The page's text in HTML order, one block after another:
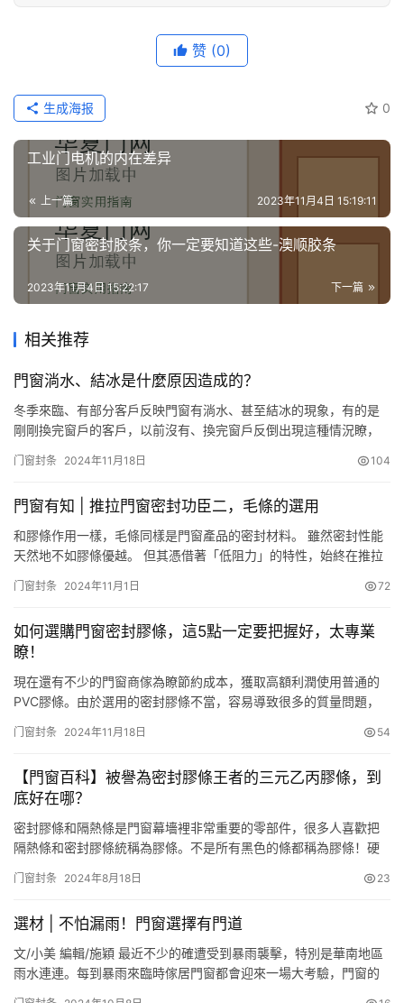
系
我
们
赞 (0)
0
生成海报
工业门电机的内在差异
上一篇 2023年11月4日 15:19:11
关于门窗密封胶条，你一定要知道这些-澳顺胶条
下一篇
2023年11月4日 15:22:17
相关推荐
門窗淌水、結冰是什麼原因造成的？
冬季來臨、有部分客戶反映門窗有淌水、甚至結冰的現象，有的是
剛剛換完窗戶的客戶，以前沒有、換完窗戶反倒出現這種情況瞭，
這種情況的原因： 出現這種情況，首先要檢查一下水珠是在玻璃夾
不到，可以斷定就是門窗玻璃質量問題，是因為中空玻璃封閉不嚴
或由於長…
门窗封条 2024年11月18日 104
門窗有知 | 推拉門窗密封功臣二，毛條的選用
和膠條作用一樣，毛條同樣是門窗產品的密封材料。 雖然密封性能
天然地不如膠條優越。 但其憑借著「低阻力」的特性，始終在推拉
用密封毛條最常見出現在各種推拉門、窗，以及隱形紗窗上。 它是
丙烯材料所制的底座，「兩相組合」而成。 其發揮作用原理和膠…
门窗封条 2024年11月1日 72
如何選購門窗密封膠條，這5點一定要把握好，太專業
瞭！
現在還有不少的門窗商傢為瞭節約成本，獲取高額利潤使用普通的
PVC膠條。由於選用的密封膠條不當，容易導致很多的質量問題，
條安裝後，短時間內收縮脫落，導致返工；受太陽光照射或受熱
象，污染瞭門窗，影響瞭門窗的密封功能和美觀；或因結構原因造
成密封膠條…
门窗封条 2024年11月18日 54
【門窗百科】被譽為密封膠條王者的三元乙丙膠條，到
底好在哪？
密封膠條和隔熱條是門窗幕墻裡非常重要的零部件，很多人喜歡把
隔熱條和密封膠條統稱為膠條。不是所有黑色的條都稱為膠條！硬
玻璃與框扇、框與扇、扇與扇之間等結合部位，用來防水、防塵、
熱型材的核心構件，它即是鋁型材中熱量傳遞路徑上的“斷橋”,減少
熱量…
门窗封条 2024年8月18日 23
選材 | 不怕漏雨！門窗選擇有門道
文/小美 編輯/施穎 最近不少的確遭受到暴雨襲擊，特別是華南地區
雨水連連。每到暴雨來臨時傢居門窗都會迎來一場大考驗，門窗的